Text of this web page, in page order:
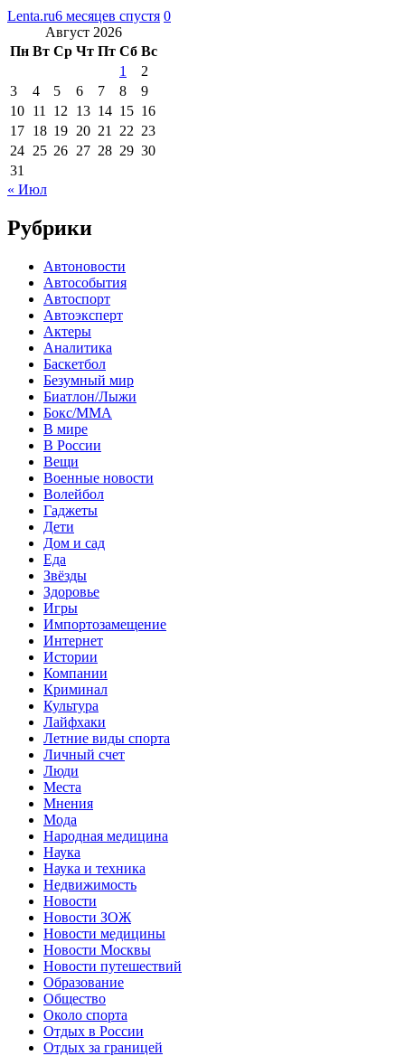
Lenta.ru6 месяцев спустя 0
Август 2026
Пн Вт Ср Чт Пт Сб Вс
1
2
3
4 5 6 7 8
9
10 11 12 13 14 15 16
17 18 19 20 21 22 23
24 25 26 27 28 29 30
31
« Июл
Рубрики
Автоновости
Автособытия
Автоспорт
Автоэксперт
Актеры
Аналитика
Баскетбол
Безумный мир
Биатлон/Лыжи
Бокс/MMA
В мире
В России
Вещи
Военные новости
Волейбол
Гаджеты
Дети
Дом и сад
Еда
Звёзды
Здоровье
Игры
Импортозамещение
Интернет
Истории
Компании
Криминал
Культура
Лайфхаки
Летние виды спорта
Личный счет
Люди
Места
Мнения
Мода
Народная медицина
Наука
Наука и техника
Недвижимость
Новости
Новости ЗОЖ
Новости медицины
Новости Москвы
Новости путешествий
Образование
Общество
Около спорта
Отдых в России
Отдых за границей